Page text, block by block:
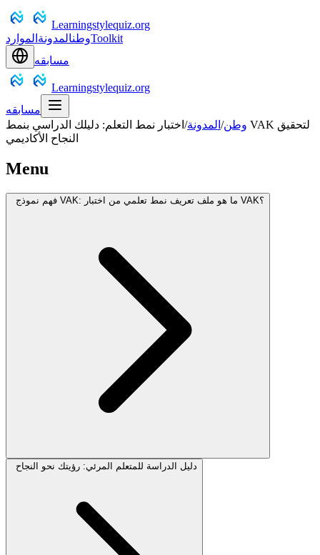
Learningstylequiz.org
وطنالمدونة الموارد
Toolkit
مسابقه
Learningstylequiz.org
مسابقه
وطن/ المدونة/ اختبار نمط التعلم: دليلك الدراسي بنمط VAK لتحقيق
النجاح الأكاديمي
Menu
فهم نموذج VAK: ما هو ملف تعريف نمط تعلمي من اختبار VAK؟
دليل الدراسة للمتعلم المرئي: رؤيتك نحو النجاح